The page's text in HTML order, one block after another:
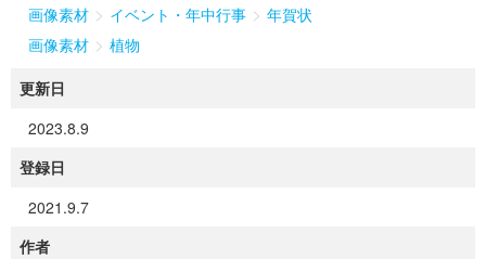
画像素材 > イベント・年中行事 > 年賀状
画像素材 > 植物
更新日
2023.8.9
登録日
2021.9.7
作者